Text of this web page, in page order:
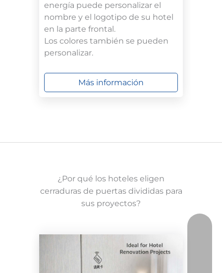
energía puede personalizar el
nombre y el logotipo de su hotel
en la parte frontal.
Los colores también se pueden
personalizar.
Más información
¿Por qué los hoteles eligen
cerraduras de puertas divididas para
sus proyectos?